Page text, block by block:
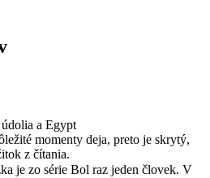
a Egypt
momenty deja, preto je skrytý,
z čítania.
je zo série Bol raz jeden človek. V